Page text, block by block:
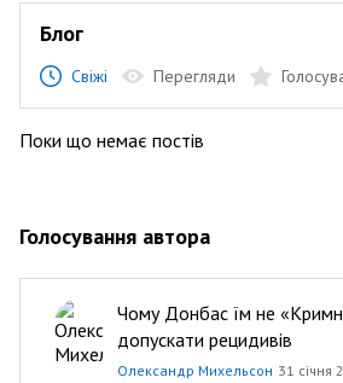
Блог
Свіжі Перегляди
Поки що немає постів
Голосування автора
Чому Донбас їм не
допускати рецидивів
Олександр Михельсон 31 січня